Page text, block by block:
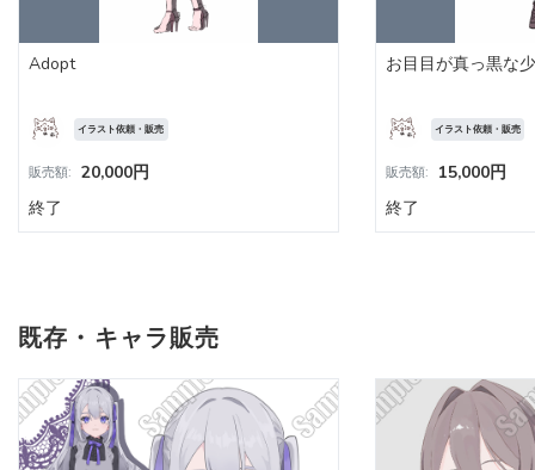
Adopt
イラスト依頼・販売
販売額: 20,000円
終了
お目目が真っ黒な
イラスト依頼・販売
販売額:
15,000円
終了
既存・キャラ販売